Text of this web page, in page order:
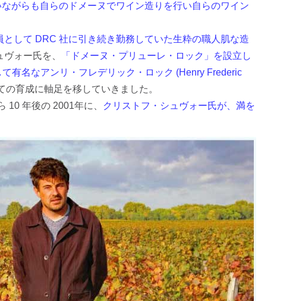
がらも自らのドメーヌでワイン造りを行い自らのワイン
して DRC 社に引き続き勤務していた生粋の職人肌な造
ォー氏を、
「ドメーヌ・プリューレ・ロック」を設立し
有名なアンリ・フレデリック・ロック (Henry Frederic
育成に軸足を移していきました。
10 年後の 2001年に、
クリストフ・シュヴォー氏が、満を